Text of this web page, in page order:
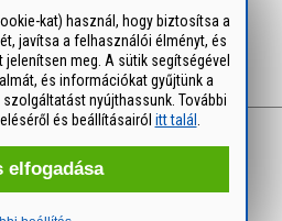
kat) használ, hogy biztosítsa a
javítsa a felhasználói élményt, és
meg. A sütik segítségével
és információkat gyűjtünk a
nyújthassunk. További
és beállításairól itt talál
elfogadása
szivacsos 200 mm
100 Ft/ db